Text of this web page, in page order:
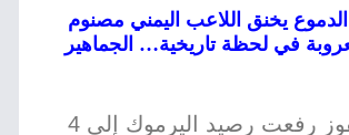
يخنق اللاعب اليمني مصنوم
في لحظة تاريخية… الجماهير
نتيجة هذا الفوز رفعت رصيد اليرموك إلى 4